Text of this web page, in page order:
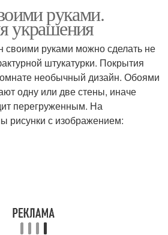
руками.
украшения
своими руками можно сделать не
штукатурки. Покрытия
необычный дизайн. Обоями
одну или две стены, иначе
перегруженным. На
рисунки с изображением: